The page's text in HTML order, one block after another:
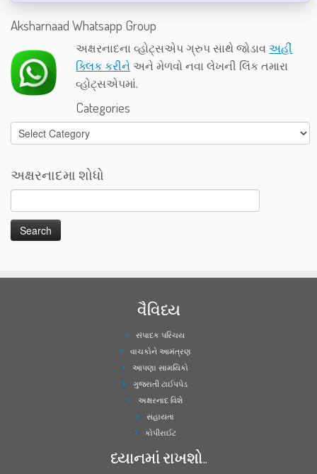
Aksharnaad Whatsapp Group
અક્ષરનાદના વ્હોટ્સએપ ગ્રુપ સાથે જોડાવઅહીં
ક્લિક કરીને અને મેળવો નવા લેખની લિંક તમારા
વ્હોટ્સએપમાં.
Categories
Categories
અક્ષરનાદમા શોધો
વૈવિધ્ય
સંપાદક પરિચય
વાચકોને આમંત્રણ
આપણા સામયિકો
ગુજરાતી ટાઈપપેડ
અક્ષરનાદ વિશે
સહાયતા
કોપીરાઈટ
ધ્યાનમાં રાખશો..